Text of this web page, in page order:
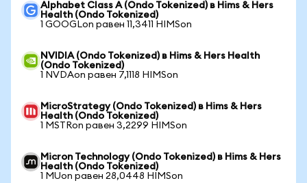
Alphabet Class A (Ondo Tokenized) в Hims & Hers
Health (Ondo Tokenized)
1 GOOGLon равен 11,3411 HIMSon
NVIDIA (Ondo Tokenized) в Hims & Hers Health
(Ondo Tokenized)
1 NVDAon равен 7,1118 HIMSon
MicroStrategy (Ondo Tokenized) в Hims & Hers
Health (Ondo Tokenized)
1 MSTRon равен 3,2299 HIMSon
Micron Technology (Ondo Tokenized) в Hims & Hers
Health (Ondo Tokenized)
1 MUon равен 28,0448 HIMSon